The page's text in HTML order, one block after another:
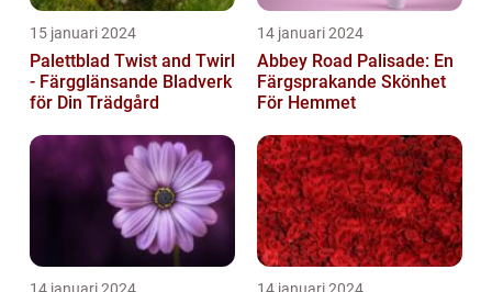
15 januari 2024
Palettblad Twist and Twirl
- Färgglänsande Bladverk
för Din Trädgård
14 januari 2024
Abbey Road Palisade: En
Färgsprakande Skönhet
För Hemmet